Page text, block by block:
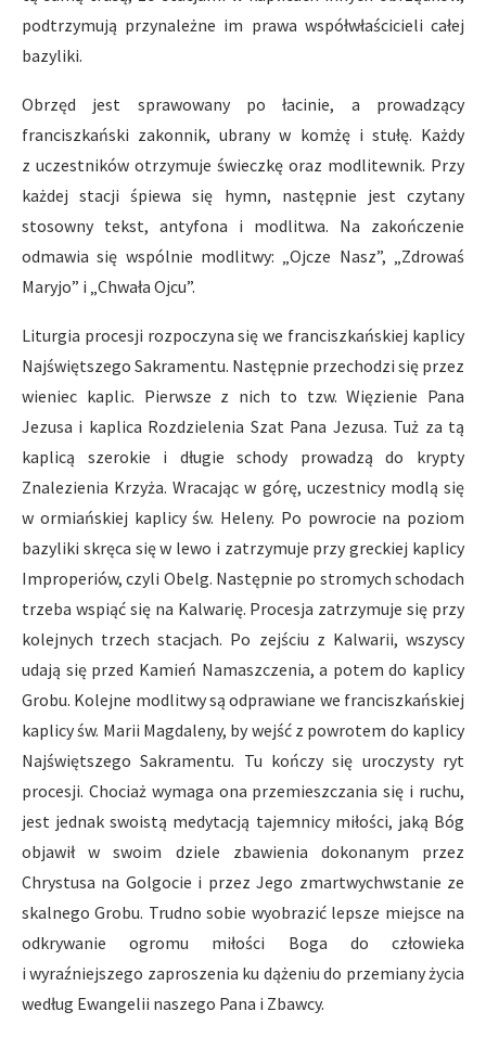
podtrzymują przynależne im prawa współwłaścicieli całej
bazyliki.
Obrzęd jest sprawowany po łacinie, a prowadzący
franciszkański zakonnik, ubrany w komżę i stułę. Każdy
z uczestników otrzymuje świeczkę oraz modlitewnik. Przy
każdej stacji śpiewa się hymn, następnie jest czytany
stosowny tekst, antyfona i modlitwa. Na zakończenie
odmawia się wspólnie modlitwy: „Ojcze Nasz”, „Zdrowaś
Maryjo” i „Chwała Ojcu”.
Liturgia procesji rozpoczyna się we franciszkańskiej kaplicy
Najświętszego Sakramentu. Następnie przechodzi się przez
wieniec kaplic. Pierwsze z nich to tzw. Więzienie Pana
Jezusa i kaplica Rozdzielenia Szat Pana Jezusa. Tuż za tą
kaplicą szerokie i długie schody prowadzą do krypty
Znalezienia Krzyża. Wracając w górę, uczestnicy modlą się
w ormiańskiej kaplicy św. Heleny. Po powrocie na poziom
bazyliki skręca się w lewo i zatrzymuje przy greckiej kaplicy
Improperiów, czyli Obelg. Następnie po stromych schodach
trzeba wspiąć się na Kalwarię. Procesja zatrzymuje się przy
kolejnych trzech stacjach. Po zejściu z Kalwarii, wszyscy
udają się przed Kamień Namaszczenia, a potem do kaplicy
Grobu. Kolejne modlitwy są odprawiane we franciszkańskiej
kaplicy św. Marii Magdaleny, by wejść z powrotem do kaplicy
Najświętszego Sakramentu. Tu kończy się uroczysty ryt
procesji. Chociaż wymaga ona przemieszczania się i ruchu,
jest jednak swoistą medytacją tajemnicy miłości, jaką Bóg
objawił w swoim dziele zbawienia dokonanym przez
Chrystusa na Golgocie i przez Jego zmartwychwstanie ze
skalnego Grobu. Trudno sobie wyobrazić lepsze miejsce na
odkrywanie ogromu miłości Boga do człowieka
i wyraźniejszego zaproszenia ku dążeniu do przemiany życia
według Ewangelii naszego Pana i Zbawcy.